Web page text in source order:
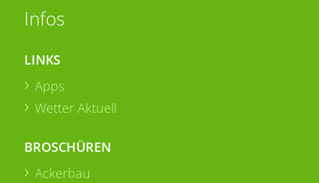
Infos
LINKS
Apps
Wetter Aktuell
BROSCHÜREN
Ackerbau